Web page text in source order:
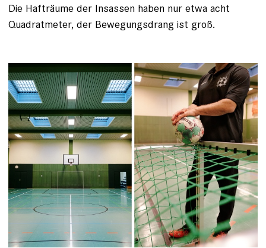
Die Hafträume der Insassen haben nur etwa acht
Quadratmeter, der Bewegungsdrang ist groß.